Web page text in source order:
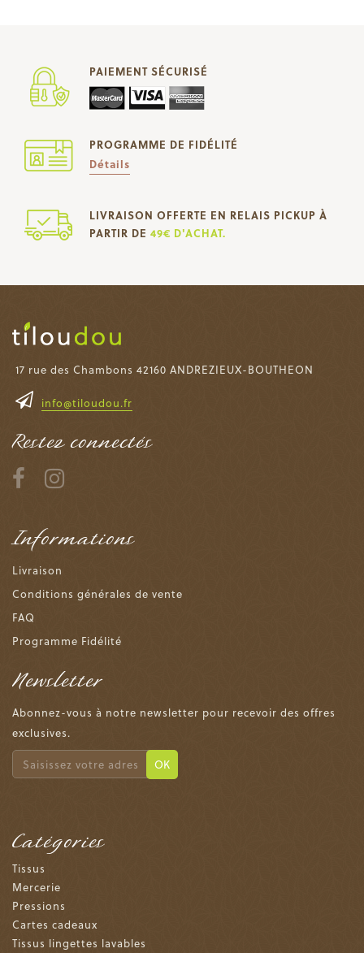
PAIEMENT SÉCURISÉ
PROGRAMME DE FIDÉLITÉ
Détails
LIVRAISON OFFERTE EN RELAIS PICKUP À
PARTIR DE 49€ D'ACHAT.
17 rue des Chambons 42160 ANDREZIEUX-BOUTHEON
info@tiloudou.fr
Restez connectés
Informations
Livraison
Conditions générales de vente
FAQ
Programme Fidélité
Newsletter
Abonnez-vous à notre newsletter pour recevoir des offres
exclusives.
OK
Catégories
Tissus
Mercerie
Pressions
Cartes cadeaux
Tissus lingettes lavables